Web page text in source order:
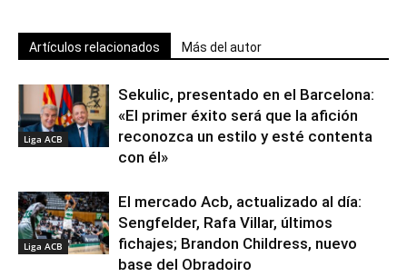
Artículos relacionados Más del autor
Liga ACB
Sekulic, presentado en el Barcelona:
«El primer éxito será que la afición
reconozca un estilo y esté contenta
con él»
Liga ACB
El mercado Acb, actualizado al día:
Sengfelder, Rafa Villar, últimos
fichajes; Brandon Childress, nuevo
base del Obradoiro